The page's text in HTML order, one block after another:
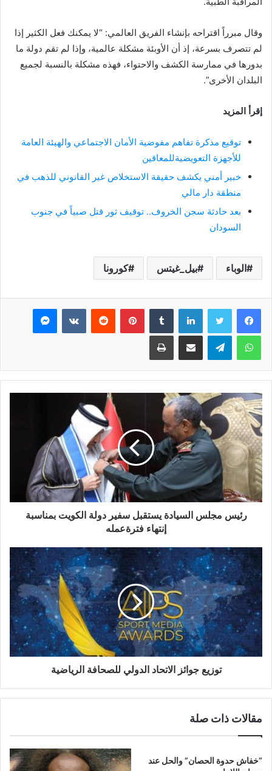
وقال مبرراً اقتراحه بإنشاء الفريق العالمي: “لا يمكنك فعل الكثير إذا
لم تتصرف بسرعة، إذ أن الأوبئة مشكلة عالمية، وإذا لم تقم دولة ما
بدورها في ممارسة الكشف والاحتواء، فهذه مشكلة بالنسبة لجميع
البلدان الأخرى”.
إقرأ المزيد
توقيع مذكرة تفاهم مفوضية الأمان الاجتماعي والهيئة العامة
للأجهزة التعويضيةللمعاقين
خبير أمني يكشف حقيقة الاستخلاص غير القانوني للذهب في
منطقة دار مالي
بعد حادثة سجن الخروف.. توقيف ثور قتل صبياً في جنوب
السودان
الوباء بيل_غيتس كورونا
فيسبوك تويتر لينكدإن بينتيريست ماسنجر
واتساب تيلقرام مشاركة عبر البريد طباعة
رئيس مجلس السيادة يستقبل سفير دولة الكويت بمناسبة
إنتهاء فترةعمله
توزيع جوائز الاتحاد الدولي للصحافة الرياضية
مقالات ذات صلة
“خفاش حدوة الحصان” والحل عند